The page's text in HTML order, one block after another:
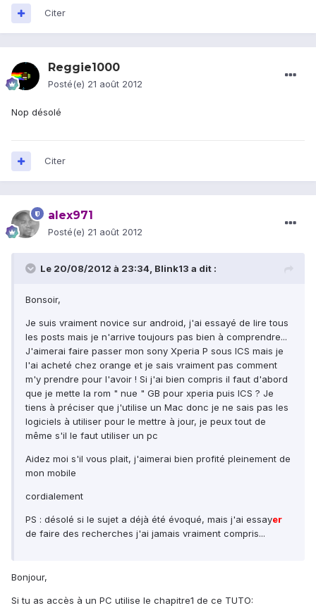
Citer
Reggie1000
Posté(e) 21 août 2012
Nop désolé
Citer
alex971
Posté(e) 21 août 2012
Le 20/08/2012 à 23:34, Blink13 a dit :
Bonsoir,
Je suis vraiment novice sur android, j'ai essayé de lire tous
les posts mais je n'arrive toujours pas bien à comprendre...
J'aimerai faire passer mon sony Xperia P sous ICS mais je
l'ai acheté chez orange et je sais vraiment pas comment
m'y prendre pour l'avoir ! Si j'ai bien compris il faut d'abord
que je mette la rom " nue " GB pour xperia puis ICS ? Je
tiens à préciser que j'utilise un Mac donc je ne sais pas les
logiciels à utiliser pour le mettre à jour, je peux tout de
même s'il le faut utiliser un pc
Aidez moi s'il vous plait, j'aimerai bien profité pleinement de
mon mobile
cordialement
PS : désolé si le sujet a déjà été évoqué, mais j'ai essayer
de faire des recherches j'ai jamais vraiment compris...
Bonjour,
Si tu as accès à un PC utilise le chapitre1 de ce TUTO: